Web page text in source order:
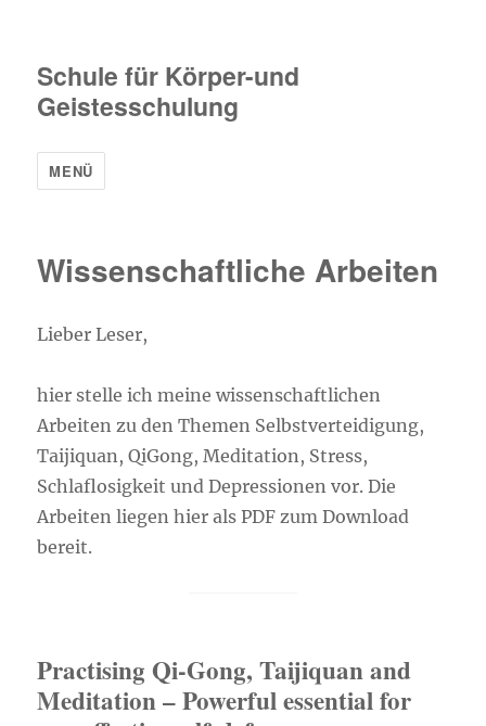
Schule für Körper-und
Geistesschulung
MENÜ
Wissenschaftliche Arbeiten
Lieber Leser,
hier stelle ich meine wissenschaftlichen
Arbeiten zu den Themen Selbstverteidigung,
Taijiquan, QiGong, Meditation, Stress,
Schlaflosigkeit und Depressionen vor. Die
Arbeiten liegen hier als PDF zum Download
bereit.
Practising Qi-Gong, Taijiquan and
Meditation – Powerful essential for